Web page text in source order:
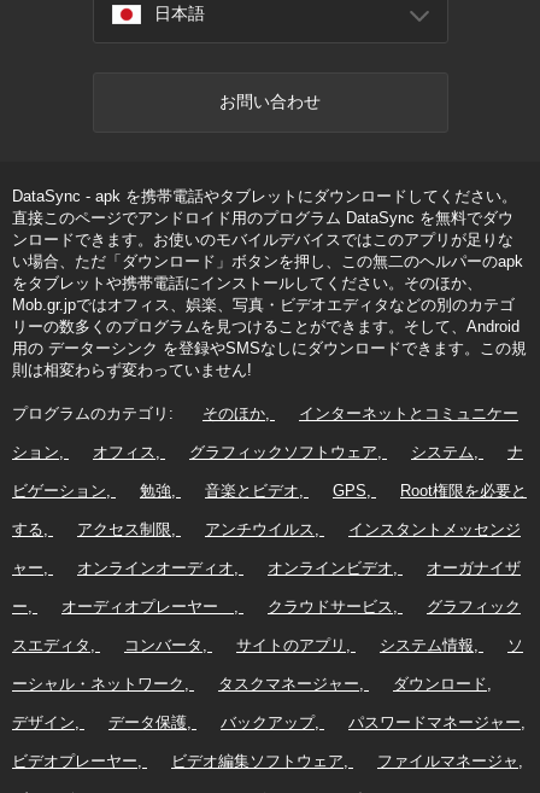
日本語
お問い合わせ
DataSync - apk を携帯電話やタブレットにダウンロードしてください。
直接このページでアンドロイド用のプログラム DataSync を無料でダウ
ンロードできます。お使いのモバイルデバイスではこのアプリが足りな
い場合、ただ「ダウンロード」ボタンを押し、この無二のヘルパーのapk
をタブレットや携帯電話にインストールしてください。そのほか、
Mob.gr.jpではオフィス、娯楽、写真・ビデオエディタなどの別のカテゴ
リーの数多くのプログラムを見つけることができます。そして、Android
用の データーシンク を登録やSMSなしにダウンロードできます。この規
則は相変わらず変わっていません!
プログラムのカテゴリ: そのほか インターネットとコミュニケー
ション オフィス グラフィックソフトウェア システム ナ
ビゲーション 勉強 音楽とビデオ GPS Root権限を必要と
する アクセス制限 アンチウイルス インスタントメッセンジ
ャー オンラインオーディオ オンラインビデオ オーガナイザ
ー オーディオプレーヤー クラウドサービス グラフィック
スエディタ コンバータ サイトのアプリ システム情報 ソ
ーシャル・ネットワーク タスクマネージャー ダウンロード
デザイン データ保護 バックアップ パスワードマネージャー
ビデオプレーヤー ビデオ編集ソフトウェア ファイルマネージャ